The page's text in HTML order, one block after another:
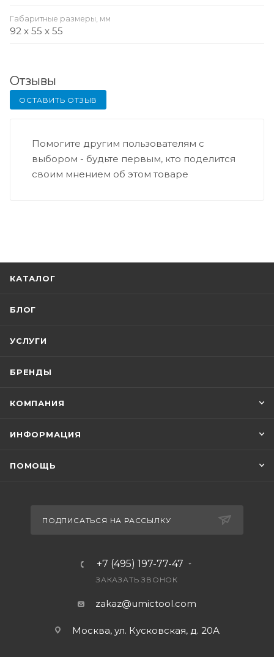
Габаритные размеры, мм
92 x 55 x 55
Отзывы
ОСТАВИТЬ ОТЗЫВ
Помогите другим пользователям с
выбором - будьте первым, кто поделится
своим мнением об этом товаре
КАТАЛОГ
БЛОГ
УСЛУГИ
БРЕНДЫ
КОМПАНИЯ
ИНФОРМАЦИЯ
ПОМОЩЬ
ПОДПИСАТЬСЯ НА РАССЫЛКУ
+7 (495) 197-77-47
ЗАКАЗАТЬ ЗВОНОК
zakaz@umictool.com
Москва, ул. Кусковская, д. 20А